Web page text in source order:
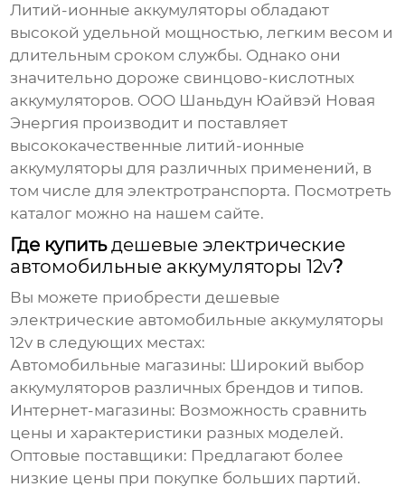
Литий-ионные аккумуляторы обладают
высокой удельной мощностью, легким весом и
длительным сроком службы. Однако они
значительно дороже свинцово-кислотных
аккумуляторов. ООО Шаньдун Юайвэй Новая
Энергия производит и поставляет
высококачественные литий-ионные
аккумуляторы для различных применений, в
том числе для электротранспорта. Посмотреть
каталог можно на нашем сайте.
Где купитьдешевые электрические
автомобильные аккумуляторы 12v?
Вы можете приобрестидешевые
электрические автомобильные аккумуляторы
12v в следующих местах:
Автомобильные магазины: Широкий выбор
аккумуляторов различных брендов и типов.
Интернет-магазины: Возможность сравнить
цены и характеристики разных моделей.
Оптовые поставщики: Предлагают более
низкие цены при покупке больших партий.